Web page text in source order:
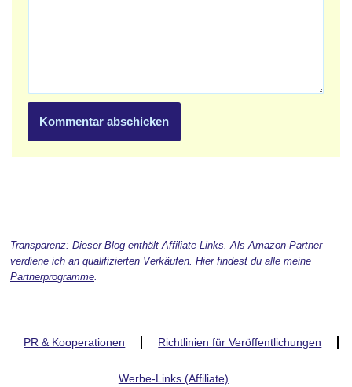
Transparenz: Dieser Blog enthält Affiliate-Links. Als Amazon-Partner
verdiene ich an qualifizierten Verkäufen. Hier findest du alle meine
Partnerprogramme.
PR & Kooperationen Richtlinien für Veröffentlichungen
Werbe-Links (Affiliate)